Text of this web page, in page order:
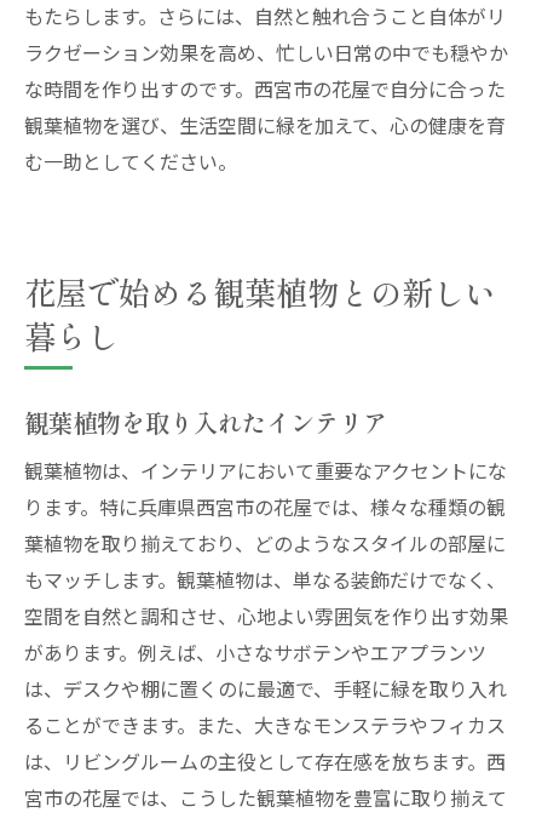
もたらします。さらには、自然と触れ合うこと自体がリ
ラクゼーション効果を高め、忙しい日常の中でも穏やか
な時間を作り出すのです。西宮市の花屋で自分に合った
観葉植物を選び、生活空間に緑を加えて、心の健康を育
む一助としてください。
花屋で始める観葉植物との新しい
暮らし
観葉植物を取り入れたインテリア
観葉植物は、インテリアにおいて重要なアクセントにな
ります。特に兵庫県西宮市の花屋では、様々な種類の観
葉植物を取り揃えており、どのようなスタイルの部屋に
もマッチします。観葉植物は、単なる装飾だけでなく、
空間を自然と調和させ、心地よい雰囲気を作り出す効果
があります。例えば、小さなサボテンやエアプランツ
は、デスクや棚に置くのに最適で、手軽に緑を取り入れ
ることができます。また、大きなモンステラやフィカス
は、リビングルームの主役として存在感を放ちます。西
宮市の花屋では、こうした観葉植物を豊富に取り揃えて